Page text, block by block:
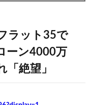
ラット35で
ーン4000万
「絶望」